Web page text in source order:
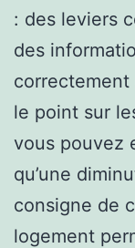
: des leviers
des
le point sur
vous pouvez
qu’une
consigne de
logement